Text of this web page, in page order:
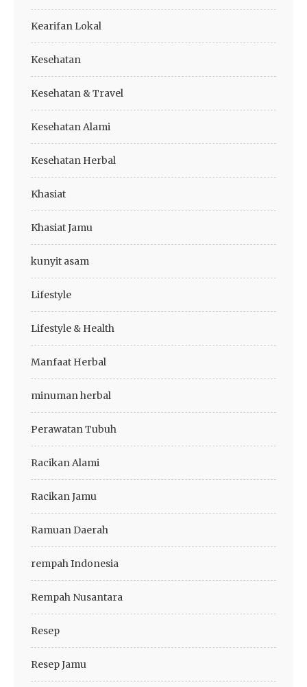
Kearifan Lokal
Kesehatan
Kesehatan & Travel
Kesehatan Alami
Kesehatan Herbal
Khasiat
Khasiat Jamu
kunyit asam
Lifestyle
Lifestyle & Health
Manfaat Herbal
minuman herbal
Perawatan Tubuh
Racikan Alami
Racikan Jamu
Ramuan Daerah
rempah Indonesia
Rempah Nusantara
Resep
Resep Jamu